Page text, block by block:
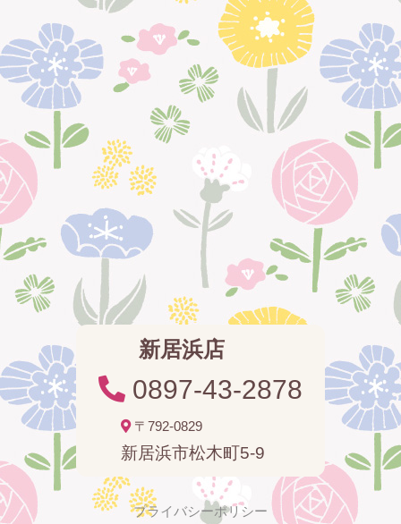
新居浜店
0897-43-2878
〒792-0829
新居浜市松木町5-9
プライバシーポリシー